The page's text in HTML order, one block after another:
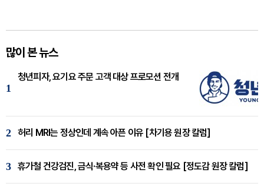
많이 본 뉴스
1
청년피자, 요기요 주문 고객 대상 프로모션 전개
2 허리 MRI는 정상인데 계속 아픈 이유 [차기용 원장 칼럼]
3 휴가철 건강검진, 금식·복용약 등 사전 확인 필요 [정도감 원장 칼럼]